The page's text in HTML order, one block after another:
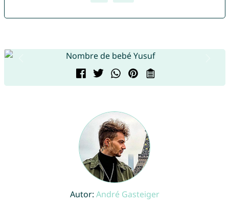
Autor: André Gasteiger